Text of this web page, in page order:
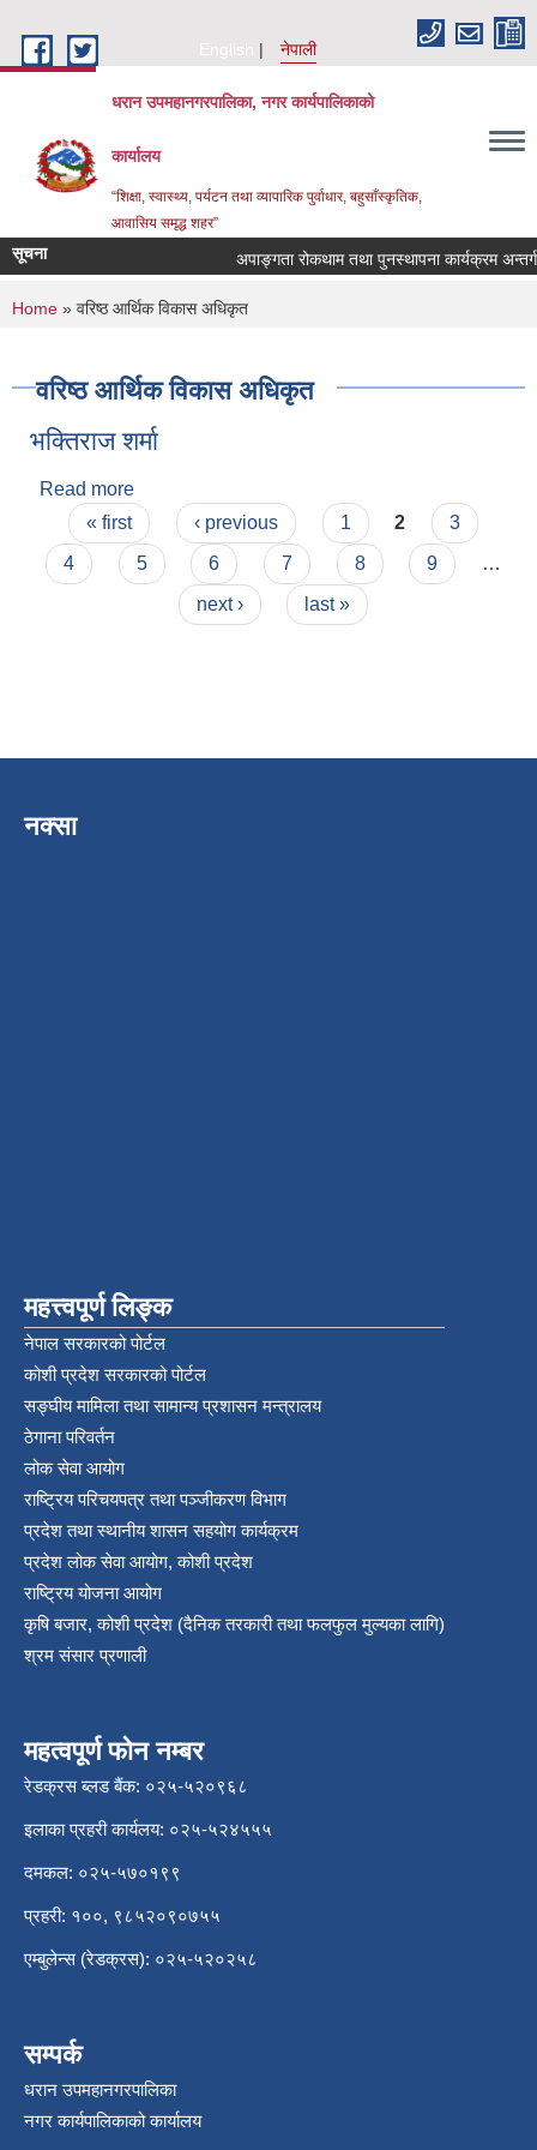
English
नेपाली
धरान उपमहानगरपालिका, नगर कार्यपालिकाको
कार्यालय
“शिक्षा, स्वास्थ्य, पर्यटन तथा व्यापारिक पुर्वाधार, बहुसाँस्कृतिक,
आवासिय समृद्ध शहर”
सूचना अपाङ्गता रोकथाम तथा पुनस्थापना कार्यक्रम
You are here
Home » वरिष्ठ आर्थिक विकास अधिकृत
वरिष्ठ आर्थिक विकास अधिकृत
भक्तिराज शर्मा
Read more
Pages
« first ‹ previous 1 2
3
4
5 6 7 8 9
…
next ›
last »
नक्सा
महत्त्वपूर्ण लिङ्क
नेपाल सरकारको पोर्टल
कोशी प्रदेश सरकारको पोर्टल
सङ्‍घीय मामिला तथा सामान्य प्रशासन मन्त्रालय
ठेगाना परिवर्तन
लोक सेवा आयोग
राष्ट्रिय परिचयपत्र तथा पञ्‍जीकरण विभाग
प्रदेश तथा स्थानीय शासन सहयोग कार्यक्रम
प्रदेश लोक सेवा आयोग, कोशी प्रदेश
राष्ट्रिय योजना आयोग
कृषि बजार, कोशी प्रदेश (दैनिक तरकारी तथा फलफुल मुल्यका लागि)
श्रम संसार प्रणाली
महत्वपूर्ण फोन नम्बर
रेडक्रस ब्लड बैंक: ०२५-५२०९६८
इलाका प्रहरी कार्यलय: ०२५-५२४५५५
दमकल: ०२५-५७०१९९
प्रहरी: १००, ९८५२०९०७५५
एम्बुलेन्स (रेडक्रस): ०२५-५२०२५८
सम्पर्क
धरान उपमहानगरपालिका
नगर कार्यपालिकाको कार्यालय